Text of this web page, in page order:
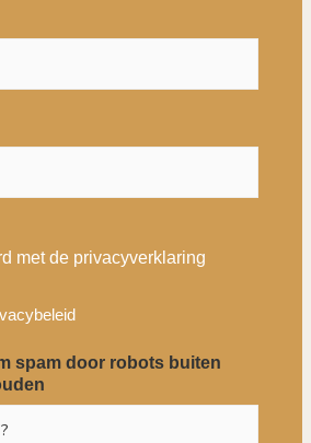
met de privacyverklaring
spam door robots buiten